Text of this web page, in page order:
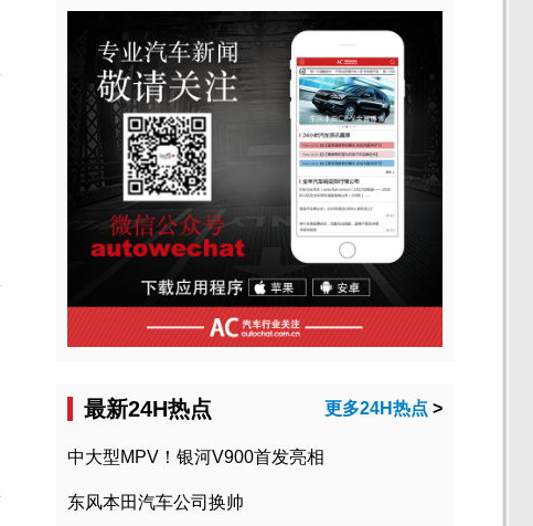
最新24H热点 更多24H热点 >
中大型MPV！银河V900首发亮相
东风本田汽车公司换帅